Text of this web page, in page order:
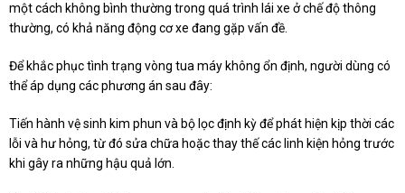
một cách không bình thường trong quá trình lái xe ở chế độ thông
thường, có khả năng động cơ xe đang gặp vấn đề.
Để khắc phục tình trạng vòng tua máy không ổn định, người dùng có
thể áp dụng các phương án sau đây:
Tiến hành vệ sinh kim phun và bộ lọc định kỳ để phát hiện kịp thời các
lỗi và hư hỏng, từ đó sửa chữa hoặc thay thế các linh kiện hỏng trước
khi gây ra những hậu quả lớn.